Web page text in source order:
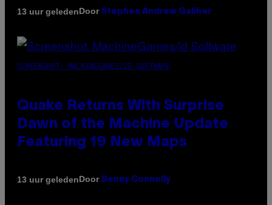
13 uur geledenDoor Stephen Andrew Galiher
SCREENSHOT: MACHINEGAMES/ID SOFTWARE
Quake Returns With Surprise
Dawn of the Machine Update
Featuring 19 New Maps
13 uur geledenDoor Denny Connolly